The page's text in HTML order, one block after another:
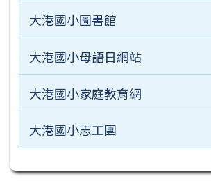
大港國小圖書館
大港國小母語日網站
大港國小家庭教育網
大港國小志工團